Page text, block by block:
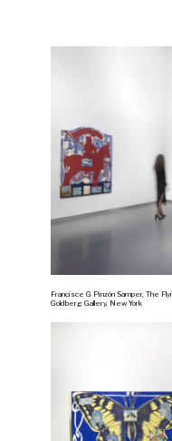
Francisce G Pinzón Samper, The
Goldberg Gallery, New York